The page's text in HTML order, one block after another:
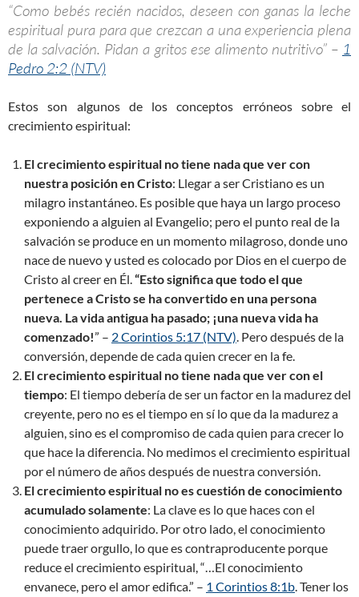
“Como bebés recién nacidos, deseen con ganas la leche
espiritual pura para que crezcan a una experiencia plena
de la salvación. Pidan a gritos ese alimento nutritivo” – 1
Pedro 2:2 (NTV)
Estos son algunos de los conceptos erróneos sobre el
crecimiento espiritual:
El crecimiento espiritual no tiene nada que ver con
nuestra posición en Cristo: Llegar a ser Cristiano es un
milagro instantáneo. Es posible que haya un largo proceso
exponiendo a alguien al Evangelio; pero el punto real de la
salvación se produce en un momento milagroso, donde uno
nace de nuevo y usted es colocado por Dios en el cuerpo de
Cristo al creer en Él.“Esto significa que todo el que
pertenece a Cristo se ha convertido en una persona
nueva. La vida antigua ha pasado; ¡una nueva vida ha
comenzado!” – 2 Corintios 5:17 (NTV). Pero después de la
conversión, depende de cada quien crecer en la fe.
El crecimiento espiritual no tiene nada que ver con el
tiempo: El tiempo debería de ser un factor en la madurez del
creyente, pero no es el tiempo en sí lo que da la madurez a
alguien, sino es el compromiso de cada quien para crecer lo
que hace la diferencia. No medimos el crecimiento espiritual
por el número de años después de nuestra conversión.
El crecimiento espiritual no es cuestión de conocimiento
acumulado solamente: La clave es lo que haces con el
conocimiento adquirido. Por otro lado, el conocimiento
puede traer orgullo, lo que es contraproducente porque
reduce el crecimiento espiritual, “…El conocimiento
envanece, pero el amor edifica.” – 1 Corintios 8:1b. Tener los